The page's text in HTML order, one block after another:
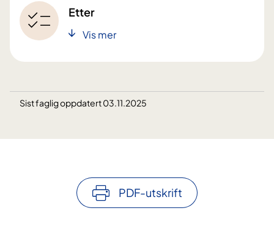
Etter
Vis mer
Sist faglig oppdatert 03.11.2025
PDF-utskrift